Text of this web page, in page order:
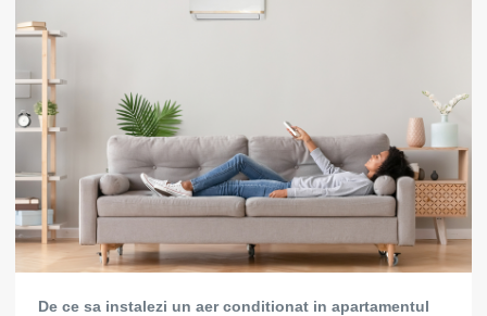
De ce sa instalezi un aer conditionat in apartamentul